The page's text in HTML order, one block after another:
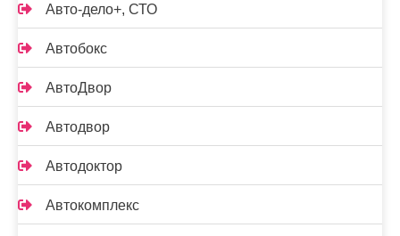
Авто-дело+, СТО
Автобокс
АвтоДвор
Автодвор
Автодоктор
Автокомплекс